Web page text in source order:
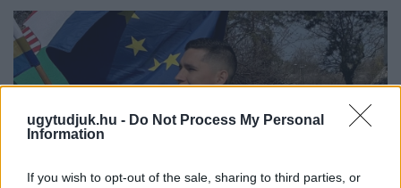
ugytudjuk.hu - Do Not Process My Personal
Information
If you wish to opt-out of the sale, sharing to third parties, or